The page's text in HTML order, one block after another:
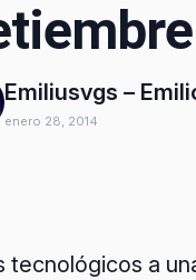
Emiliusvgs –
enero 28, 2014
a